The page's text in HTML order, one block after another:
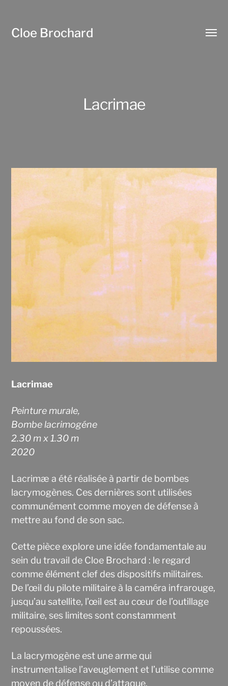
Cloe Brochard
Lacrimae
Lacrimae
Peinture murale,
Bombe lacrimogéne
2.30 m x 1.30 m
2020
Lacrimæ a été réalisée à partir de bombes
lacrymogènes. Ces dernières sont utilisées
communément comme moyen de défense à
mettre au fond de son sac.
Cette pièce explore une idée fondamentale au
sein du travail de Cloe Brochard : le regard
comme élément clef des dispositifs militaires.
De l’œil du pilote militaire à la caméra infrarouge,
jusqu’au satellite, l’œil est au cœur de l’outillage
militaire, ses limites sont constamment
repoussées.
La lacrymogène est une arme qui
instrumentalise l’aveuglement et l’utilise comme
moyen de défense ou d’attaque.